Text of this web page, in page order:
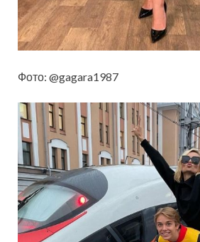
Фото: @gagara1987